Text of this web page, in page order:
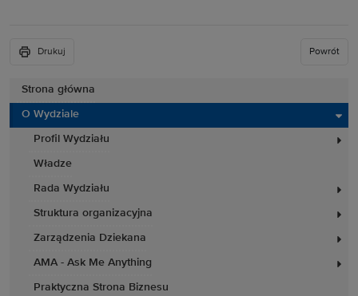
Strona główna
O Wydziale
Profil Wydziału
Władze
Rada Wydziału
Struktura organizacyjna
Zarządzenia Dziekana
AMA - Ask Me Anything
Praktyczna Strona Biznesu
Drukuj Powrót